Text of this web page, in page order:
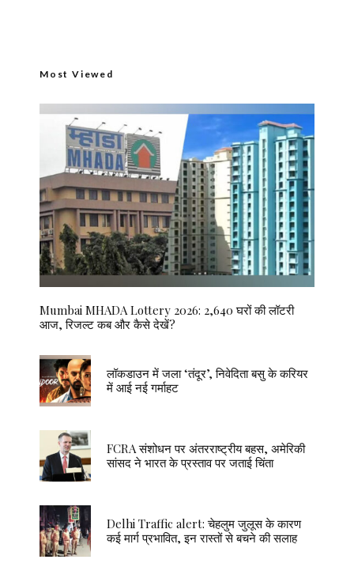
Most Viewed
Mumbai MHADA Lottery 2026: 2,640 घरों की लॉटरी
आज, रिजल्ट कब और कैसे देखें?
लॉकडाउन में जला ‘तंदूर’, निवेदिता बसु के करियर
में आई नई गर्माहट
FCRA संशोधन पर अंतरराष्ट्रीय बहस, अमेरिकी
सांसद ने भारत के प्रस्ताव पर जताई चिंता
Delhi Traffic alert: चेहलुम जुलूस के कारण
कई मार्ग प्रभावित, इन रास्तों से बचने की सलाह